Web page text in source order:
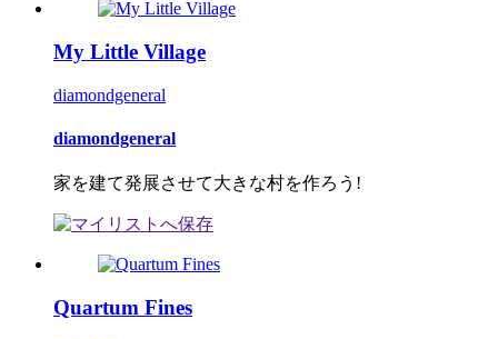
My Little Village
diamondgeneral
diamondgeneral
家を建て発展させて大きな村を作ろう!
Quartum Fines